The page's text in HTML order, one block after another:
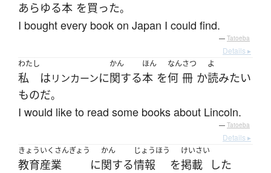
あらゆる本 を買った。
I bought every book on Japan I could find.
— Tatoeba
Details ▸
わたし
私 はリンカーンに
かん
関する
ほん
本 を
なん
何
さつ
冊 か
よ
読みたい
ものだ。
I would like to read some books about Lincoln.
— Tatoeba
Details ▸
きょういくさんぎょう
教育産業 に
かん
関する
じょうほう
情報 を
けいさい
掲載
した